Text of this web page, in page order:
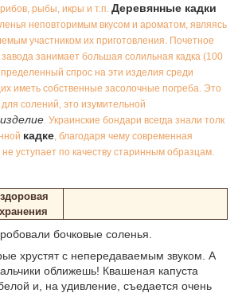
рыбы, икры и т.п. Деревянные кадки
неповторимым вкусом и ароматом, являясь
участником их приготовления. Почетное
занимает большая солильная кадка (100
спрос на эти изделия среди
иметь собственные засолочные погреба. Это
солений, это изумительной
. Украинские бондари всегда знали толк
кадке , благодаря чему современная
уступает по качеству старинным образцам.
бочковые соленья.
хрустят с непередаваемым звуком. А
оближешь! Квашеная капуста
и, на удивление, съедается очень